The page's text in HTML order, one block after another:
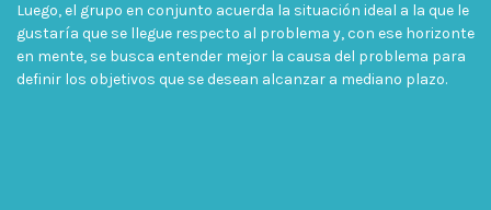
Luego, el grupo en conjunto acuerda la situación ideal a la que le
gustaría que se llegue respecto al problema y, con ese horizonte
en mente, se busca entender mejor la causa del problema para
definir los objetivos que se desean alcanzar a mediano plazo.